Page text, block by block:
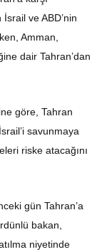
ve ABD’nin
Amman,
dair Tahran’dan
göre, Tahran
savunmaya
riske atacağını
gün Tahran’a
bakan,
niyetinde